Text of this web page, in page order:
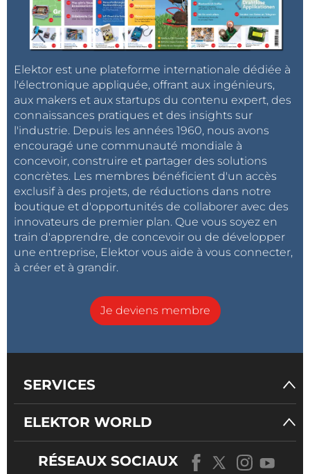
Elektor est une plateforme internationale dédiée à
l'électronique appliquée, offrant aux ingénieurs,
aux makers et aux startups du contenu expert, des
connaissances pratiques et des insights sur
l'industrie. Depuis les années 1960, nous avons
encouragé une communauté mondiale à
concevoir, construire et partager des solutions
concrètes. Les membres bénéficient d'un accès
exclusif à des projets, de réductions dans notre
boutique et d'opportunités de collaborer avec des
innovateurs de premier plan. Que vous soyez en
train d'apprendre, de concevoir ou de développer
une entreprise, Elektor vous aide à vous connecter,
à créer et à grandir.
Je deviens membre
SERVICES
ELEKTOR WORLD
RÉSEAUX SOCIAUX